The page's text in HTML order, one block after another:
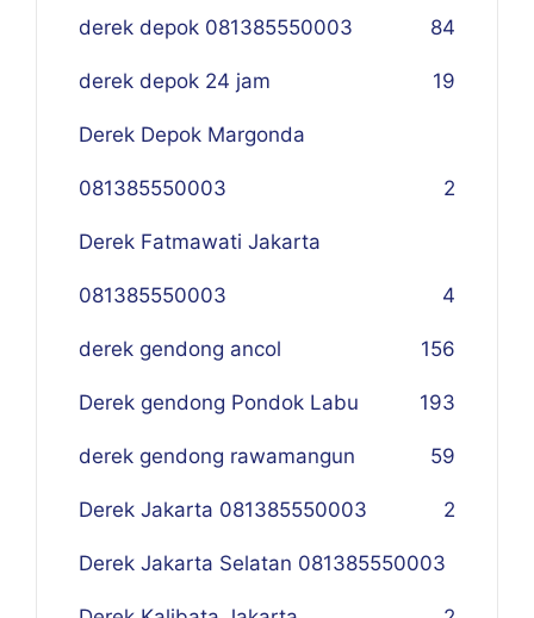
derek depok 081385550003 84
derek depok 24 jam 19
Derek Depok Margonda
081385550003 2
Derek Fatmawati Jakarta
081385550003 4
derek gendong ancol 156
Derek gendong Pondok Labu 193
derek gendong rawamangun 59
Derek Jakarta 081385550003 2
Derek Jakarta Selatan 081385550003